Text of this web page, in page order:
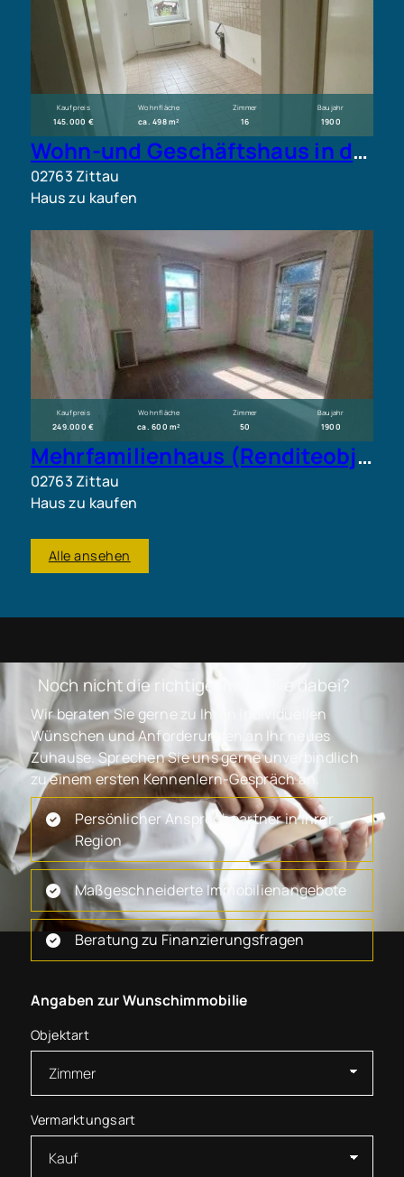
Kaufpreis
145.000 €
Wohnfläche
ca. 498 m²
Zimmer
16
Baujahr
1900
Wohn-und Geschäftshaus in der Hochschulstadt Zittau - Teilsaniert
02763 Zittau
Haus zu kaufen
Kaufpreis
249.000 €
Wohnfläche
ca. 600 m²
Zimmer
50
Baujahr
1900
Mehrfamilienhaus (Renditeobjekt) im Zentrum von Zittau
02763 Zittau
Haus zu kaufen
Alle ansehen
Noch nicht die richtige Immobilie dabei?
Wir beraten Sie gerne zu Ihren individuellen
Wünschen und Anforderungen an Ihr neues
Zuhause. Sprechen Sie uns gerne unverbindlich
zu einem ersten Kennenlern-Gespräch an.
Persönlicher Ansprechpartner in Ihrer
Region
Maßgeschneiderte Immobilienangebote
Beratung zu Finanzierungsfragen
Angaben zur Wunschimmobilie
Objektart
Vermarktungsart